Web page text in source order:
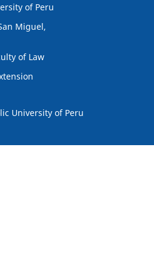
of Peru
Miguel,
of Law
University of Peru